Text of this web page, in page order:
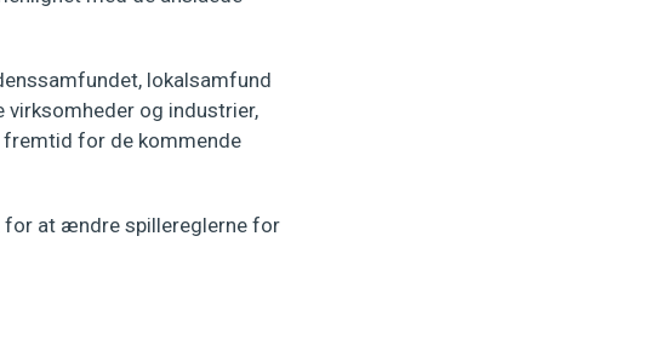
lokalsamfund
og industrier,
for de kommende
for at ændre spillereglerne for